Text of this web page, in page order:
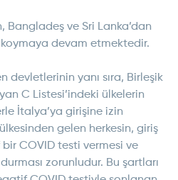
ve Sri Lanka’dan
devam etmektedir.
devletlerinin yanı sıra, Birleşik
C Listesi’indeki ülkelerin
İtalya’ya girişine izin
gelen herkesin, giriş
COVID testi vermesi ve
zorunludur. Bu şartları